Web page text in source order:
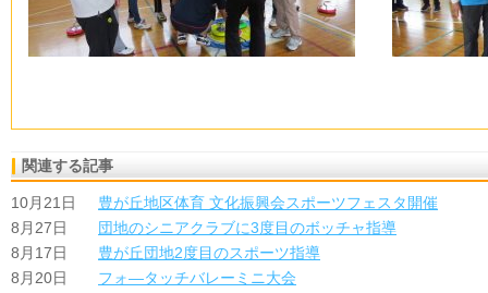
関連する記事
10月21日
豊が丘地区体育 文化振興会スポーツフェスタ開催
8月27日
団地のシニアクラブに3度目のボッチャ指導
8月17日
豊が丘団地2度目のスポーツ指導
8月20日
フォ―タッチバレーミニ大会